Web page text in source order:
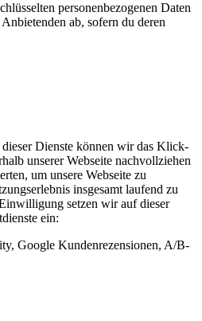
personenbezogenen Daten
ab, sofern du deren
Dienste können wir das Klick-
unserer Webseite nachvollziehen
um unsere Webseite zu
insgesamt laufend zu
setzen wir auf dieser
ein:
Google Kundenrezensionen, A/B-